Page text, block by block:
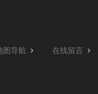
图导航 在线留言